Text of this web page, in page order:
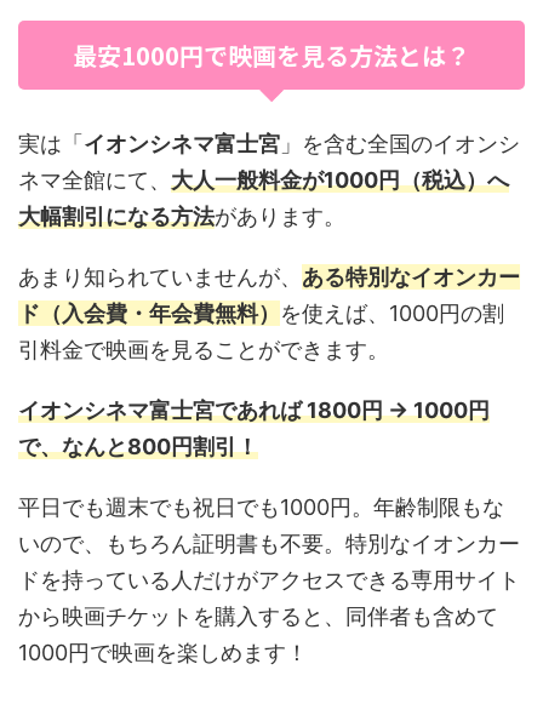
最安1000円で映画を見る方法とは？
実は「 イオンシネマ富士宮 」を含む全国のイオンシ
ネマ全館にて、 大人一般料金が1000円（税込）へ
大幅割引になる方法があります。
あまり知られていませんが、 ある特別なイオンカー
ド（入会費・年会費無料） を使えば、1000円の割
引料金で映画を見ることができます。
イオンシネマ富士宮であれば 1800円 → 1000円
で、なんと800円割引！
平日でも週末でも祝日でも1000円。年齢制限もな
いので、もちろん証明書も不要。特別なイオンカー
ドを持っている人だけがアクセスできる専用サイト
から映画チケットを購入すると、同伴者も含めて
1000円で映画を楽しめます！